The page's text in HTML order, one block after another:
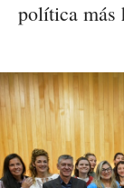
política más